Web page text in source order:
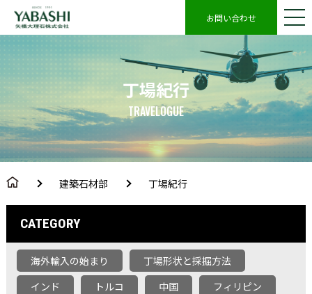
お問い合わせ
丁場紀行
TRAVELOGUE
建築石材部 丁場紀行
CATEGORY
海外輸入の始まり
丁場形状と採掘方法
インド
トルコ 中国
フィリピン